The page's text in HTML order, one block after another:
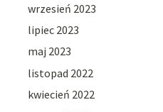
wrzesień 2023
lipiec 2023
maj 2023
listopad 2022
kwiecień 2022